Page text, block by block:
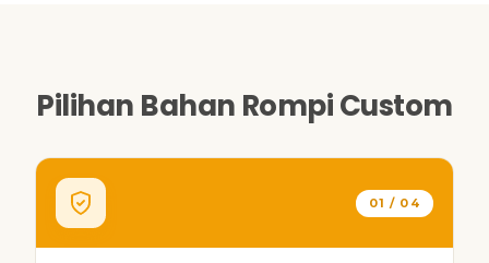
Pilihan Bahan Rompi Custom
01 / 04